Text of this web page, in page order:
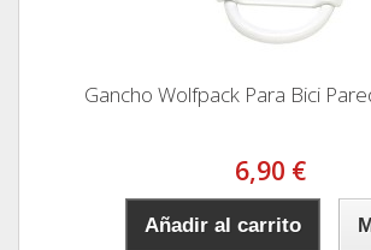
Gancho Wolfpack Para Bici
6,90 €
Añadir al carrito